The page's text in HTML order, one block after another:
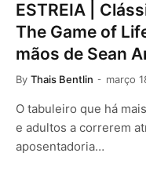
ESTREIA |
The Game of
mãos de Sean
By Thais Bentlin março
O tabuleiro que há
e adultos a correrem
aposentadoria…